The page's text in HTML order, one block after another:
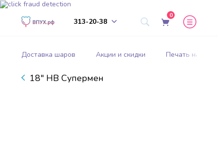
313-20-38
0
Доставка шаров Акции и скидки Печать на
18" HB Супермен